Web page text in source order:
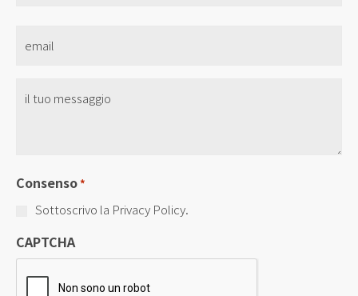
Titolo
Consenso*
Sottoscrivo la Privacy Policy.
CAPTCHA